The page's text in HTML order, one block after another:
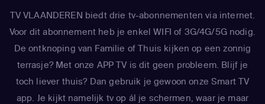
TV VLAANDEREN biedt drie tv-abonnementen via internet.
Voor dit abonnement heb je enkel WIFI of 3G/4G/5G nodig.
De ontknoping van Familie of Thuis kijken op een zonnig
terrasje? Met onze APP TV is dit geen probleem. Blijf je
toch liever thuis? Dan gebruik je gewoon onze Smart TV
app. Je kijkt namelijk tv op ál je schermen, waar je maar